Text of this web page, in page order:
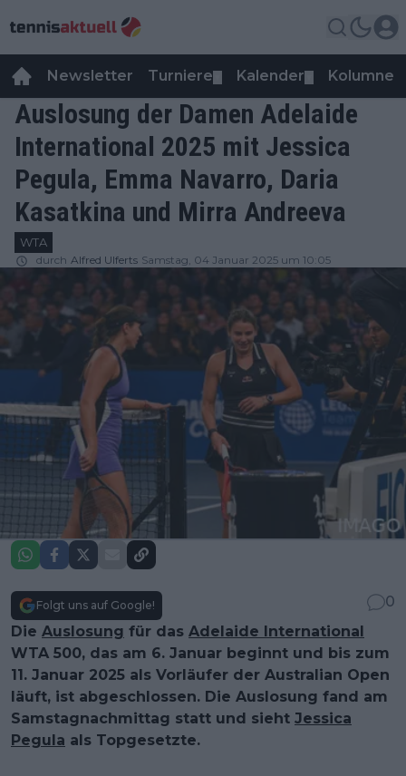
Newsletter Turniere Kalender Kolumnen
Auslosung der Damen Adelaide
International 2025 mit Jessica
Pegula, Emma Navarro, Daria
Kasatkina und Mirra Andreeva
WTA
durch Alfred Ulferts Samstag, 04 Januar 2025 um 10:05
Folgt uns auf Google!
0
Die Auslosung für das Adelaide International
WTA 500, das am 6. Januar beginnt und bis zum
11. Januar 2025 als Vorläufer der Australian Open
läuft, ist abgeschlossen. Die Auslosung fand am
Samstagnachmittag statt und sieht Jessica
Pegula als Topgesetzte.